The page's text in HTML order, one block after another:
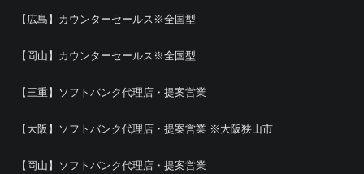
【広島】カウンターセールス※全国型
【岡山】カウンターセールス※全国型
【三重】ソフトバンク代理店・提案営業
【大阪】ソフトバンク代理店・提案営業 ※大阪狭山市
【岡山】ソフトバンク代理店・提案営業